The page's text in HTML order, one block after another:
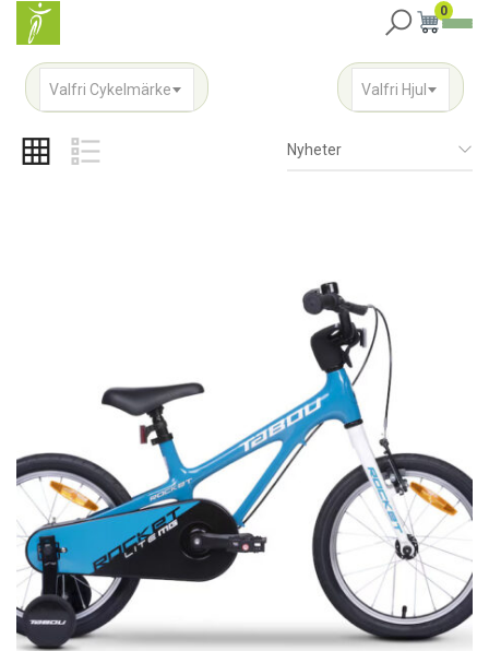
0
Valfri Cykelmärke Valfri Hjul
Nyheter